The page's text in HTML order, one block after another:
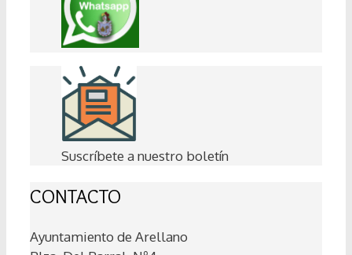
Suscríbete a nuestro boletín
CONTACTO
Ayuntamiento de Arellano